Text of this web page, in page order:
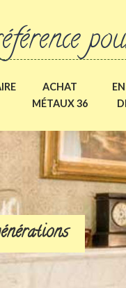
ACHAT
MÉTAUX 36